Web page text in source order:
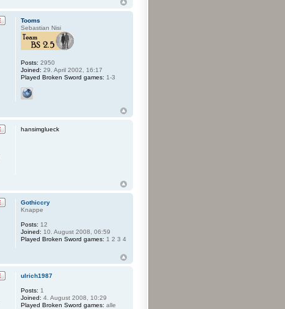
Tooms
Sebastian Nisi
Posts: 2950
Joined: 29. April 2002, 16:17
Played Broken Sword games: 1-3
hansimglueck
Gothiccry
Knappe
Posts: 12
Joined: 10. August 2008, 06:59
Played Broken Sword games: 1 2 3 4
ulrich1987
Posts: 1
Joined: 4. August 2008, 10:29
Played Broken Sword games: alle